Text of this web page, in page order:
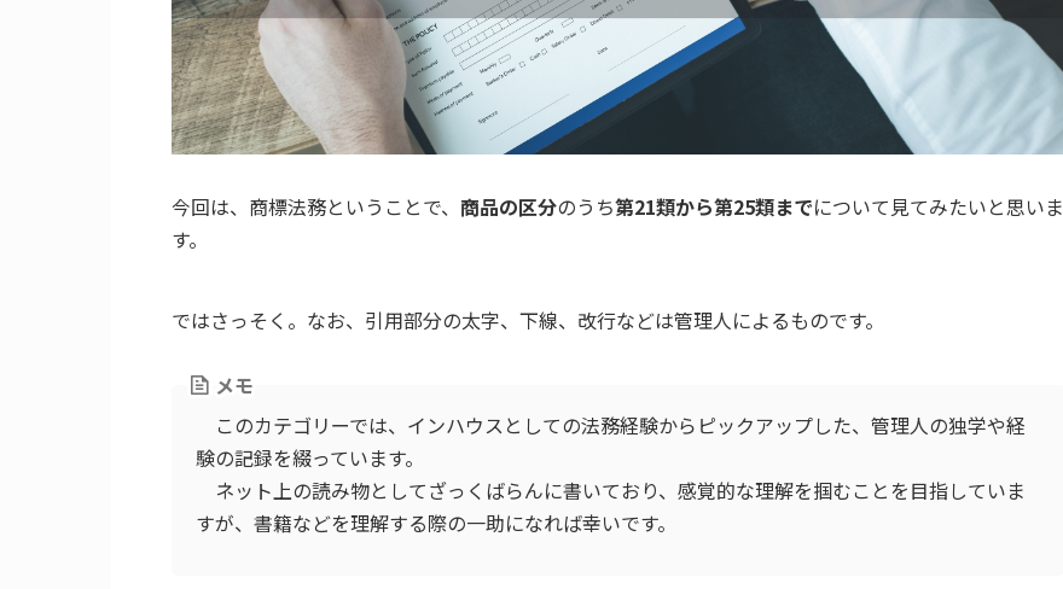
今回は、商標法務ということで、 商品の区分のうち第21類から第25類までについて見てみたいと思いま
す。
ではさっそく。なお、引用部分の太字、下線、改行などは管理人によるものです。
メモ
このカテゴリーでは、インハウスとしての法務経験からピックアップした、管理人の独学や経
験の記録を綴っています。
ネット上の読み物としてざっくばらんに書いており、感覚的な理解を掴むことを目指していま
すが、書籍などを理解する際の一助になれば幸いです。